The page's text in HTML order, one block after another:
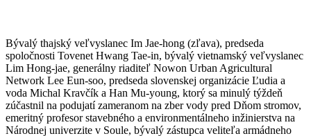
Bývalý thajský veľvyslanec Im Jae-hong (zľava), predseda
spoločnosti Tovenet Hwang Tae-in, bývalý vietnamský veľvyslanec
Lim Hong-jae, generálny riaditeľ Nowon Urban Agricultural
Network Lee Eun-soo, predseda slovenskej organizácie Ľudia a
voda Michal Kravčík a Han Mu-young, ktorý sa minulý týždeň
zúčastnil na podujatí zameranom na zber vody pred Dňom stromov,
emeritný profesor stavebného a environmentálneho inžinierstva na
Národnej univerzite v Soule, bývalý zástupca veliteľa armádneho